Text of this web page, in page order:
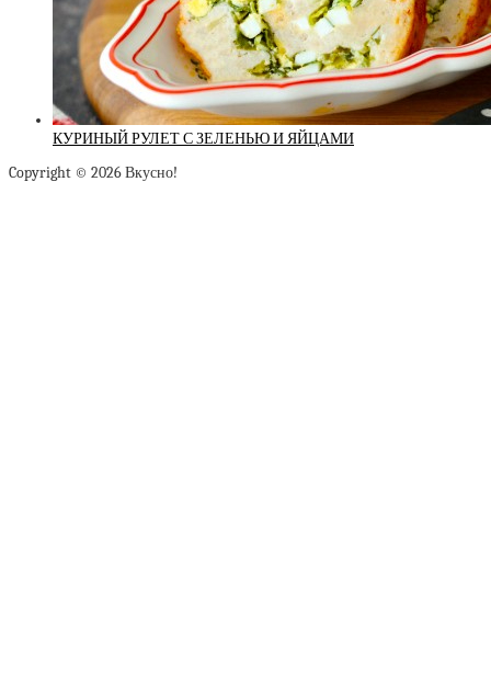
КУРИНЫЙ РУЛЕТ С ЗЕЛЕНЬЮ И ЯЙЦАМИ
Copyright © 2026 Вкусно!